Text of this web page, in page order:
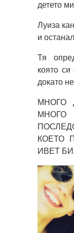
детето
Луиза
и
Тя
която си
докато
МНОГО
МНОГО
КОЕТО
ИВЕТ